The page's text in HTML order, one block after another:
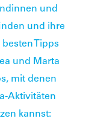
und
und ihre
Tipps
und Marta
mit denen
Aktivitäten
kannst: